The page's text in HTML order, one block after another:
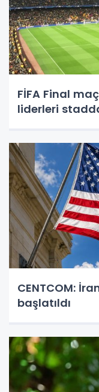
FİFA Final
liderleri
CENTCOM:
başlatıldı